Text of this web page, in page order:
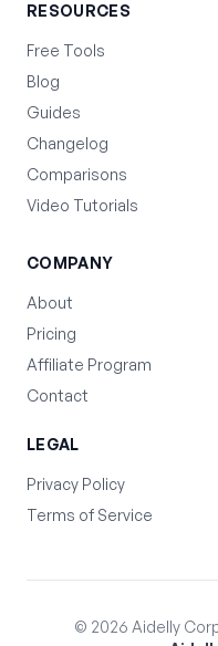
RESOURCES
Free Tools
Blog
Guides
Changelog
Comparisons
Video Tutorials
COMPANY
About
Pricing
Affiliate Program
Contact
LEGAL
Privacy Policy
Terms of Service
© 2026 Aidelly